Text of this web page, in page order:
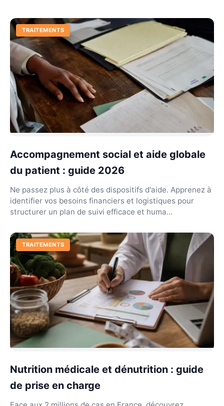
TRAITEMENTS
Accompagnement social et aide globale
du patient : guide 2026
Ne passez plus à côté des dispositifs d'aide. Apprenez à
identifier vos besoins financiers et logistiques pour
structurer un plan de suivi efficace et huma...
TRAITEMENTS
Nutrition médicale et dénutrition : guide
de prise en charge